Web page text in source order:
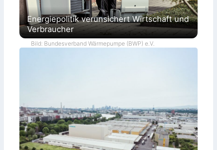
Energiepolitik verunsichert Wirtschaft und
Verbraucher
Bild: Bundesverband Wärmepumpe (BWP) e.V.